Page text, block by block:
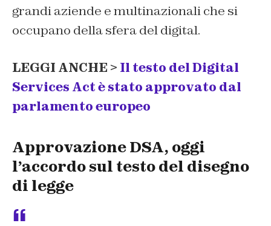
grandi aziende e multinazionali che si
occupano della sfera del digital.
LEGGI ANCHE > Il testo del Digital
Services Act è stato approvato dal
parlamento europeo
Approvazione DSA, oggi
l’accordo sul testo del disegno
di legge